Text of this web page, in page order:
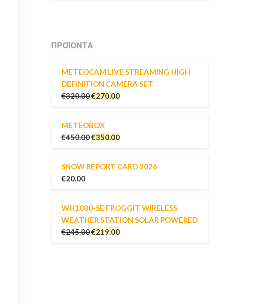
ΠΡΟΪΌΝΤΑ
METEOCAM LIVE STREAMING HIGH
DEFINITION CAMERA SET
€320.00€270.00
METEOBOX
€450.00€350.00
SNOW REPORT CARD 2026
€20.00
WH1080-SE FROGGIT WIRELESS
WEATHER STATION SOLAR POWERED
€245.00€219.00